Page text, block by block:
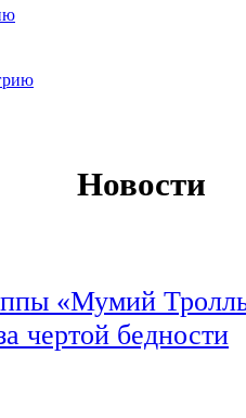
Новости
«Мумий
чертой бедности